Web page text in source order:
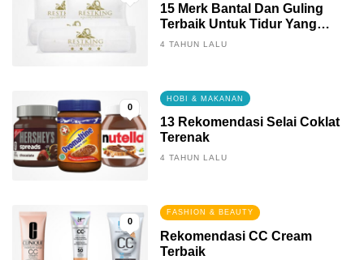
15 Merk Bantal Dan Guling
Terbaik Untuk Tidur Yang
Berkualitas
4 TAHUN LALU
0
HOBI & MAKANAN
13 Rekomendasi Selai Coklat
Terenak
4 TAHUN LALU
0
FASHION & BEAUTY
Rekomendasi CC Cream
Terbaik